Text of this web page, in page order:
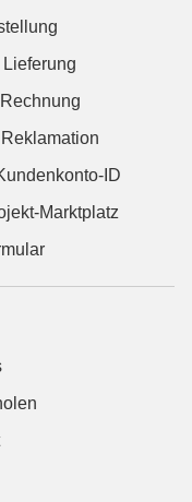
ID
Marktplatz